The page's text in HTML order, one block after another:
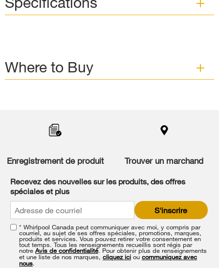
Where to Buy
can
the
this
page
Enregistrement de produit Trouver un marchand
Recevez des nouvelles sur les produits, des offres
spéciales et plus
S'inscrire
* Whirlpool Canada peut communiquer avec moi, y compris par
courriel, au sujet de ses offres spéciales, promotions, marques,
produits et services. Vous pouvez retirer votre consentement en
tout temps. Tous les renseignements recueillis sont régis par
notre Avis de confidentialité. Pour obtenir plus de renseignements
et une liste de nos marques, cliquez ici ou communiquez avec
nous.